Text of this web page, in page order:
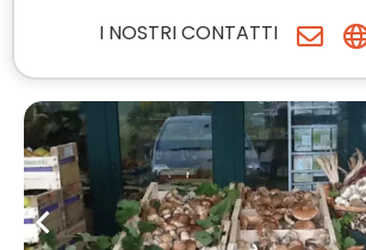
I NOSTRI CONTATTI